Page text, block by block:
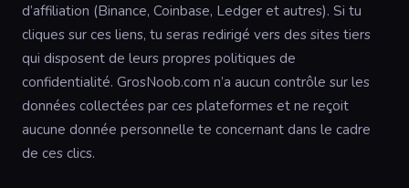
d’affiliation (Binance, Coinbase, Ledger et autres). Si tu
cliques sur ces liens, tu seras redirigé vers des sites tiers
qui disposent de leurs propres politiques de
confidentialité. GrosNoob.com n’a aucun contrôle sur les
données collectées par ces plateformes et ne reçoit
aucune donnée personnelle te concernant dans le cadre
de ces clics.